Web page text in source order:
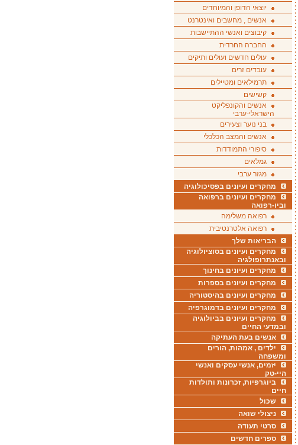
יוצאי הדופן והמיוחדים
אנשים , מחשבים ואינטרנט
קיבוצים ואנשי ההתיישבות
החברה החרדית
עולים חדשים ועולים ותיקים
עובדים זרים
תרמילאים ומטיילים
קשישים
אנשים והקונפליקט
הישראלי-ערבי
בני נוער וצעירים
אנשים והמצב הכלכלי
סיפורי התמודדות
גמלאים
מגזר ערבי
מחקרים ועיונים בפסיכולוגיה
מחקרים ועיונים ברפואה
וביו-רפואה
רפואה משלימה
רפואה אלטרנטיבית
הבריאות שלך
מחקרים ועיונים בסוציולוגיה
ובאנתרופולגיה
מחקרים ועיונים בחינוך
מחקרים ועיונים בספרות
מחקרים ועיונים בהיסטוריה
מחקרים ועיונים בדמוגרפיה
מחקרים ועיונים בביולוגיה
ובמדעי החיים
אנשים בעת העתיקה
ילדים , אמהות, הורים
ומשפחה
יזמים, אנשי עסקים ואנשי
היי-טק
ביוגרפיות, זכרונות ותולדות
חיים
שכול
ניצולי שואה
סרטי תעודה
ספרים חדשים